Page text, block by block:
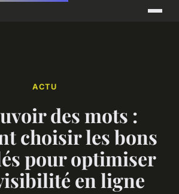
ACTU
des mots :
choisir les bons
pour optimiser
en ligne